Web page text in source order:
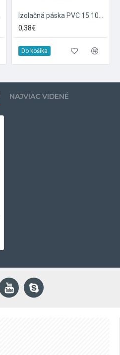
0,38€
Do košíka
NAJVIAC VIDENÉ